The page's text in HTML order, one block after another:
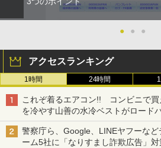
● ● ●
アクセスランキング
1時間 24時間
これぞ着るエアコン!! コンビニで買
を冷やす山善の水冷ベストがロード
ち・ざ・ろーど！その14】【空いた
警察庁ら、Google、LINEヤフーな
ーム5社に「なりすまし詐欺広告」